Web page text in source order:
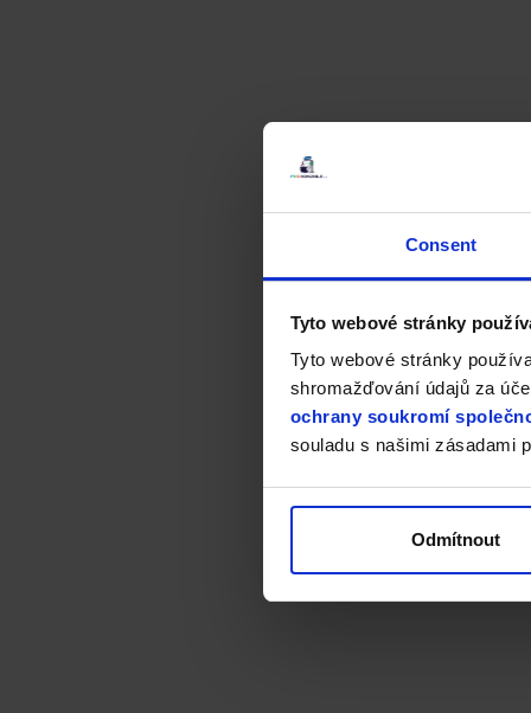
Consent
Tyto webové stránky
Tyto webové stránky
shromažďování údajů za
ochrany soukromí
souladu s našimi zásadami
Odmítnout